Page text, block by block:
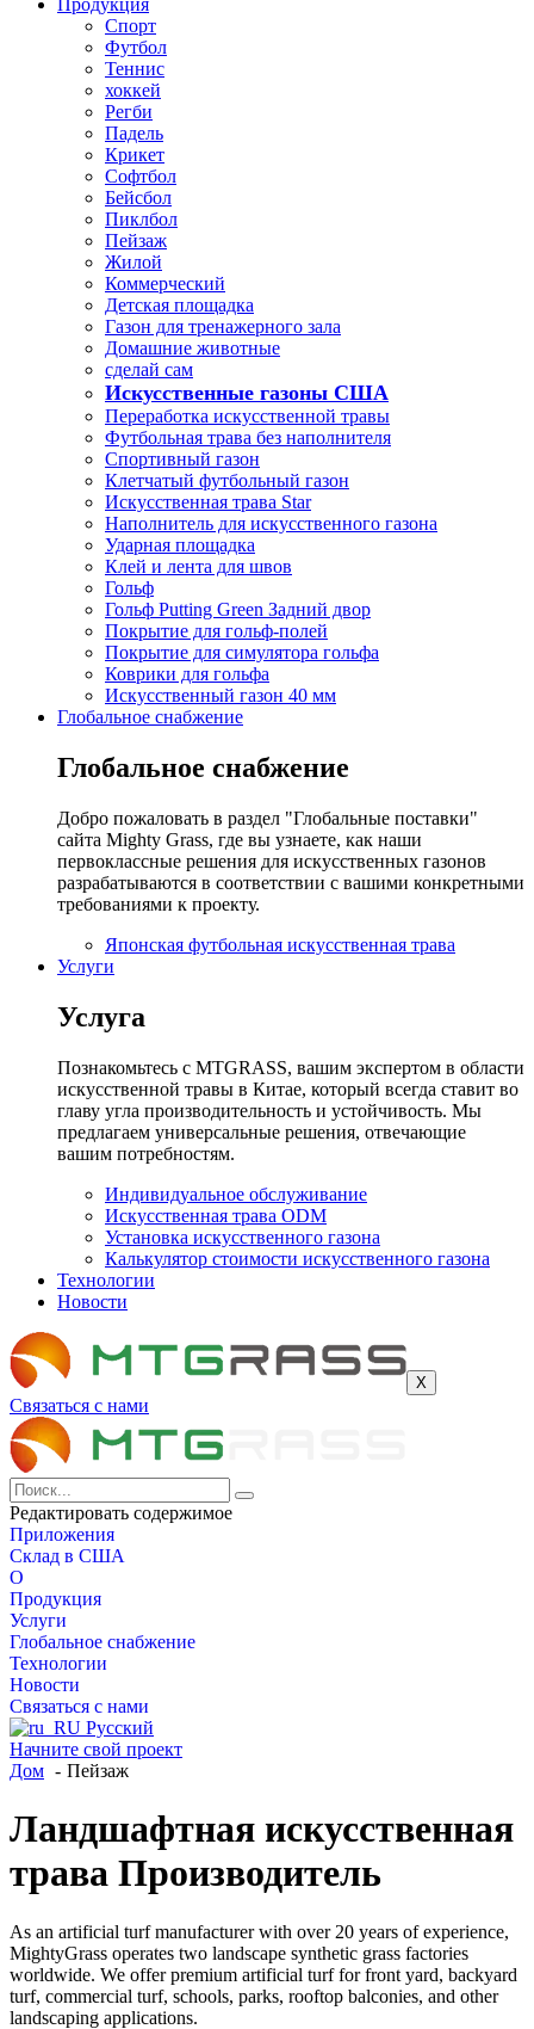
Продукция
Спорт
Футбол
Теннис
хоккей
Регби
Падель
Крикет
Софтбол
Бейсбол
Пиклбол
Пейзаж
Жилой
Коммерческий
Детская площадка
Газон для тренажерного зала
Домашние животные
сделай сам
Искусственные газоны США
Переработка искусственной травы
Футбольная трава без наполнителя
Спортивный газон
Клетчатый футбольный газон
Искусственная трава Star
Наполнитель для искусственного газона
Ударная площадка
Клей и лента для швов
Гольф
Гольф Putting Green Задний двор
Покрытие для гольф-полей
Покрытие для симулятора гольфа
Коврики для гольфа
Искусственный газон 40 мм
Глобальное снабжение
Глобальное снабжение
Добро пожаловать в раздел "Глобальные поставки"
сайта Mighty Grass, где вы узнаете, как наши
первоклассные решения для искусственных газонов
разрабатываются в соответствии с вашими конкретными
требованиями к проекту.
Японская футбольная искусственная трава
Услуги
Услуга
Познакомьтесь с MTGRASS, вашим экспертом в области
искусственной травы в Китае, который всегда ставит во
главу угла производительность и устойчивость. Мы
предлагаем универсальные решения, отвечающие
вашим потребностям.
Индивидуальное обслуживание
Искусственная трава ODM
Установка искусственного газона
Калькулятор стоимости искусственного газона
Технологии
Новости
Х
Связаться с нами
Редактировать содержимое
Приложения
Склад в США
О
Продукция
Услуги
Глобальное снабжение
Технологии
Новости
Связаться с нами
Русский
Начните свой проект
Дом
Пейзаж
Ландшафтная искусственная
трава Производитель
As an artificial turf manufacturer with over 20 years of experience,
MightyGrass operates two landscape synthetic grass factories
worldwide. We offer premium artificial turf for front yard, backyard
turf, commercial turf, schools, parks, rooftop balconies, and other
landscaping applications.